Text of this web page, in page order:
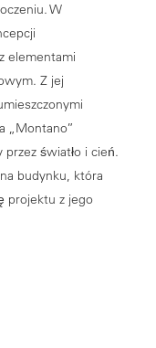
W
elementami
Z jej
„Montano”
światło i cień.
budynku, która
projektu z jego